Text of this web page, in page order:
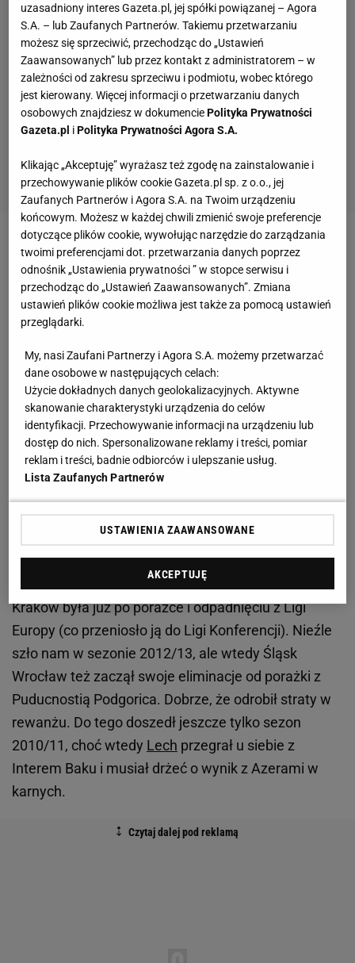
Zobacz wideoŚwiętowanie Lecha wymknęło się
spod kontroli! Totalne szaleństwo
Trzecia runda w komplecie i bez porażki. Nie lada
Po pierwsze dlatego, że odkąd wystartowała Liga
Europy (czyli następczyni Pucharu UEFA, od 2009
roku), nie mieliśmy aż czterech drużyn w III rundzie
el. europejskich pucharów, które nie zanotowałyby
potknięcia. Przypomnijmy, że w tym sezonie polskie
drużyny jeszcze nie przegrały w Europie spotkania.
Zresztą w przeszłości w III rundzie eliminacji w ogóle
meldowaliśmy się incydentalnie.
Udało się to w ubiegłym sezonie, ale wtedy Wisła
Kraków była już po porażce i odpadnięciu z Ligi
Europy (co przeniosło ją do Ligi Konferencji). Nieźle
szło nam w sezonie 2012/13, ale wtedy Śląsk
Wrocław też zaczął swoje eliminacje od porażki z
Puducnostią Podgorica. Dobrze, że odrobił straty w
rewanżu. Do tego doszedł jeszcze tylko sezon
2010/11, choć wtedy Lech przegrał u siebie z
Interem Baku i musiał drżeć o wynik z Azerami w
karnych.
uzasadniony interes Gazeta.pl, jej spółki powiązanej – Agora
S.A. – lub Zaufanych Partnerów. Takiemu przetwarzaniu
możesz się sprzeciwić, przechodząc do „Ustawień
Zaawansowanych” lub przez kontakt z administratorem – w
zależności od zakresu sprzeciwu i podmiotu, wobec którego
jest kierowany. Więcej informacji o przetwarzaniu danych
osobowych znajdziesz w dokumenciePolityka Prywatności
Gazeta.pl iPolityka Prywatności Agora S.A.
Klikając „Akceptuję” wyrażasz też zgodę na zainstalowanie i
przechowywanie plików cookie Gazeta.pl sp. z o.o., jej
Zaufanych Partnerów i Agora S.A. na Twoim urządzeniu
końcowym. Możesz w każdej chwili zmienić swoje preferencje
dotyczące plików cookie, wywołując narzędzie do zarządzania
twoimi preferencjami dot. przetwarzania danych poprzez
odnośnik „Ustawienia prywatności ” w stopce serwisu i
przechodząc do „Ustawień Zaawansowanych”. Zmiana
ustawień plików cookie możliwa jest także za pomocą ustawień
przeglądarki.
My, nasi Zaufani Partnerzy i Agora S.A. możemy przetwarzać
dane osobowe w następujących celach:
Użycie dokładnych danych geolokalizacyjnych. Aktywne
skanowanie charakterystyki urządzenia do celów
identyfikacji. Przechowywanie informacji na urządzeniu lub
dostęp do nich. Spersonalizowane reklamy i treści, pomiar
reklam i treści, badnie odbiorców i ulepszanie usług.
Lista Zaufanych Partnerów
USTAWIENIA ZAAWANSOWANE
AKCEPTUJĘ